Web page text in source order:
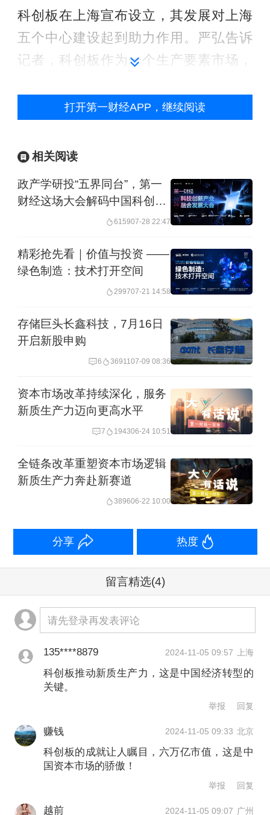
科创板在上海宣布设立，其发展对上海
五个中心建设起到助力作用。严弘告诉
记者，科创板作为一个生产要素市场，
科创企业发展，培养新质生产力，这对
心、国际科创中心起到重要作用，而国
不开科技创新和数字化转型的重要支
撑。不仅聚焦上海，科创板也带动整个
(上海交通大学上海高级金融学院学术副
并购重组助力产业升级
自宣布设立以来，科创板就一直发挥着
改革“试验田”功能，在发行、上市、交
易、退市、再融资、并购重组等方面进
会制定发布“科创板八条”，为科创板的改
革“再出发”指明方向。
“科创板八条”的一大举措是更大力度地支
持并购重组。3个多月后，“并购六条”出
台，不仅明确支持跨界并购、允许并购
度、提高交易效率、提升中介服务水
平，并加强监管。
严弘表示，“科创板八条”和“并购六条”推
出之后，给资本市场带来了较多的想象
空间和发展动机。今年9月底之前，资本
市场交易较为低迷，对实体经济的支撑
力度也不够大，但是“科创板八条”和“并
购六条”推出之后，市场有了较多的正向
打开第一财经APP，继续阅读
相关阅读
政产学研投“五界同台”，第一
财经这场大会解码中国科创
615907-28 22:47
精彩抢先看｜价值与投资 ——
绿色制造：技术打开空间
299707-21 14:58
存储巨头长鑫科技，7月16日
开启新股申购
6 3691107-09 08:36
资本市场改革持续深化，服务
新质生产力迈向更高水平
7 194306-24 10:51
全链条改革重塑资本市场逻辑
新质生产力奔赴新赛道
389606-22 10:00
分享 热度
留言精选(4)
请先登录再发表评论
135****8879 2024-11-05 09:57 上海
科创板推动新质生产力，这是中国经济转型的
关键。
举报 回复
赚钱 2024-11-05 09:33 北京
科创板的成就让人瞩目，六万亿市值，这是中
国资本市场的骄傲！
举报 回复
越前 2024-11-05 09:07 广州